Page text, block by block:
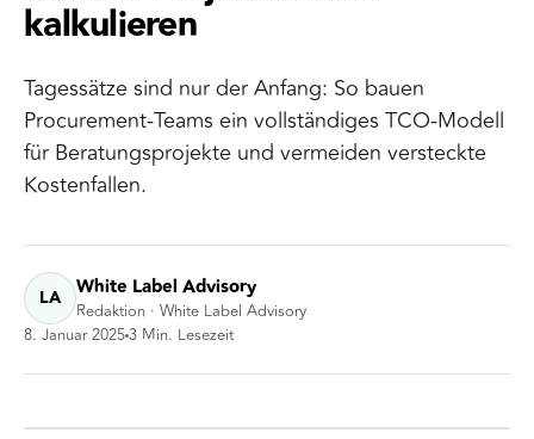
kalkulieren
Tagessätze sind nur der Anfang: So bauen
Procurement-Teams ein vollständiges TCO-Modell
für Beratungsprojekte und vermeiden versteckte
Kostenfallen.
LA White Label Advisory
Redaktion · White Label Advisory
8. Januar 20253 Min. Lesezeit